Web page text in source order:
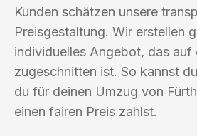
Kunden schätzen unsere
Preisgestaltung. Wir erstellen
individuelles Angebot, das auf
zugeschnitten ist. So kannst
du für deinen Umzug von
einen fairen Preis zahlst.